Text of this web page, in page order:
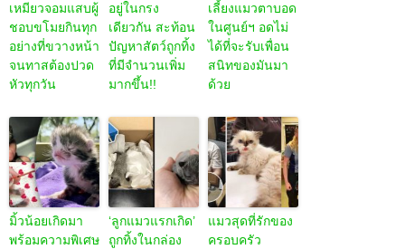
เหมียวจอมแสบผู้
ชอบขโมยกินทุก
อย่างที่ขวางหน้า
จนทาสต้องปวด
หัวทุกวัน
อยู่ในกรง
เดียวกัน สะท้อน
ปัญหาสัตว์ถูกทิ้ง
ที่มีจำนวนเพิ่ม
มากขึ้น!!
เลี้ยงแมวตาบอด
ในศูนย์ฯ อดไม่
ได้ที่จะรับเพื่อน
สนิทของมันมา
ด้วย
มิ้วน้อยเกิดมา
พร้อมความพิเศษ
‘ลูกแมวแรกเกิด’
ถูกทิ้งในกล่อง
แมวสุดที่รักของ
ครอบครัว